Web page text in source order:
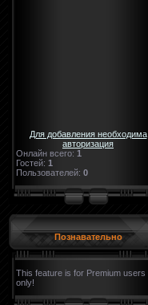
Для добавления необходима
авторизация
Онлайн всего: 1
Гостей: 1
Пользователей: 0
Познавательно
This feature is for Premium users
only!